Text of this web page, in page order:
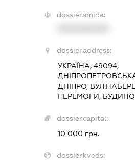
dossier.smida:
dossier.address:
УКРАЇНА, 49094,
ДНІПРО,
ПЕРЕМОГИ,
dossier.capital:
10 000 грн.
dossier.kveds: